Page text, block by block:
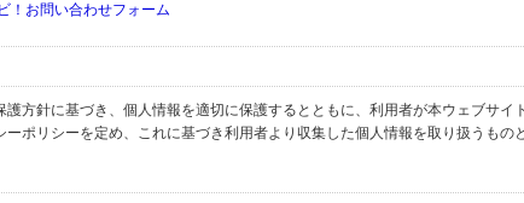
！お問い合わせフォーム
方針に基づき、個人情報を適切に保護するとともに、利用者が本ウェブサイ
ポリシーを定め、これに基づき利用者より収集した個人情報を取り扱うもの